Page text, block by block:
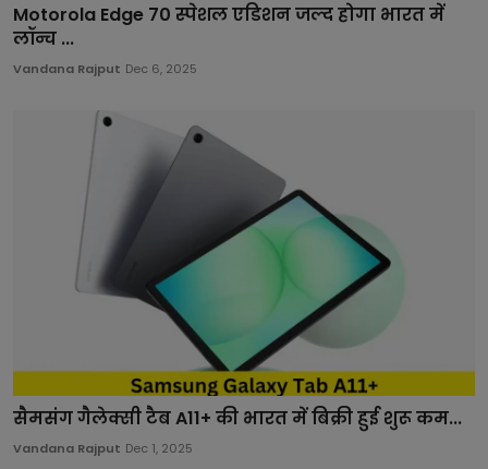
Motorola Edge 70 स्पेशल एडिशन जल्द होगा भारत में
लॉन्च ...
Vandana Rajput Dec 6, 2025
सैमसंग गैलेक्सी टैब A11+ की भारत में बिक्री हुई शुरू कम...
Vandana Rajput Dec 1, 2025